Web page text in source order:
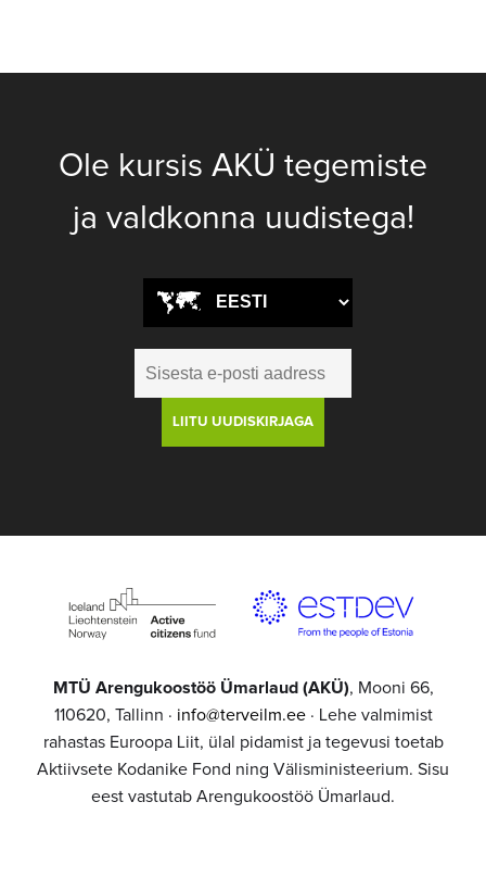
Ole kursis AKÜ tegemiste
ja valdkonna uudistega!
MTÜ Arengukoostöö Ümarlaud (AKÜ), Mooni 66,
110620, Tallinn · info@terveilm.ee· Lehe valmimist
rahastas Euroopa Liit, ülal pidamist ja tegevusi toetab
Aktiivsete Kodanike Fond ning Välisministeerium. Sisu
eest vastutab Arengukoostöö Ümarlaud.